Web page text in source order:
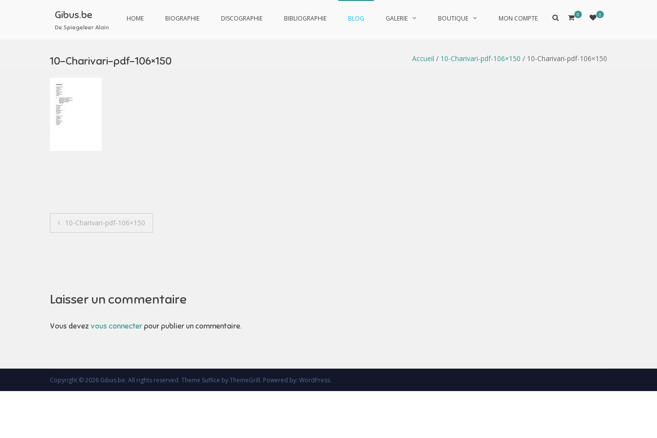
Gibus.be
De Spiegeleer Alain
HOME BIOGRAPHIE DISCOGRAPHIE BIBLIOGRAPHIE BLOG GALERIE BOUTIQUE MON COMPTE
Afficher0 0
10-Charivari-pdf-106×150 Accueil / 10-Charivari-pdf-106×150 / 10-Charivari-pdf-106×150
Navigation
10-Charivari-pdf-106×150
Laisser un commentaire
Vous devez vous connecter pour publier un commentaire.
Copyright © 2026 Gibus.be. All rights reserved. Theme Suffice by ThemeGrill. Powered by: WordPress.